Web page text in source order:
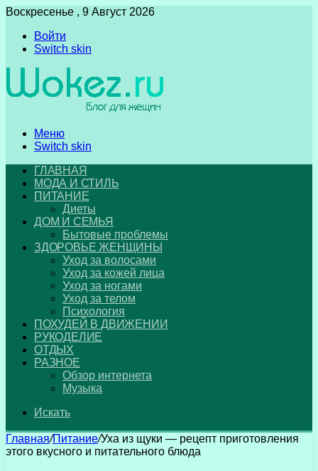
Воскресенье , 9 Август 2026
Войти
Switch skin
Меню
Switch skin
ГЛАВНАЯ
МОДА И СТИЛЬ
ПИТАНИЕ
Диеты
ДОМ И СЕМЬЯ
Бытовые проблемы
ЗДОРОВЬЕ ЖЕНЩИНЫ
Уход за волосами
Уход за кожей лица
Уход за ногами
Уход за телом
Психология
ПОХУДЕЙ В ДВИЖЕНИИ
РУКОДЕЛИЕ
ОТДЫХ
РАЗНОЕ
Обзор интернета
Музыка
Искать
Главная/Питание/Уха из щуки — рецепт приготовления
этого вкусного и питательного блюда